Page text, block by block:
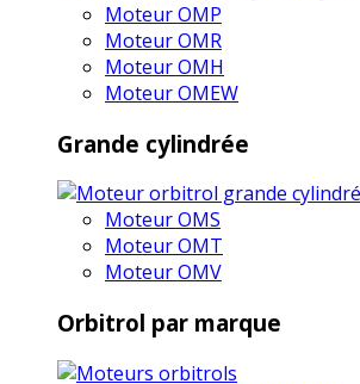
Moteur OMP
Moteur OMR
Moteur OMH
Moteur OMEW
Grande cylindrée
Moteur OMS
Moteur OMT
Moteur OMV
Orbitrol par marque